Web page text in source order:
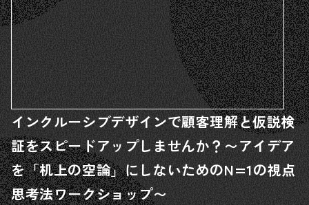
インクルーシブデザインで顧客理解と仮説検
証をスピードアップしませんか？〜アイデア
を「机上の空論」にしないためのN=1の視点
思考法ワークショップ〜